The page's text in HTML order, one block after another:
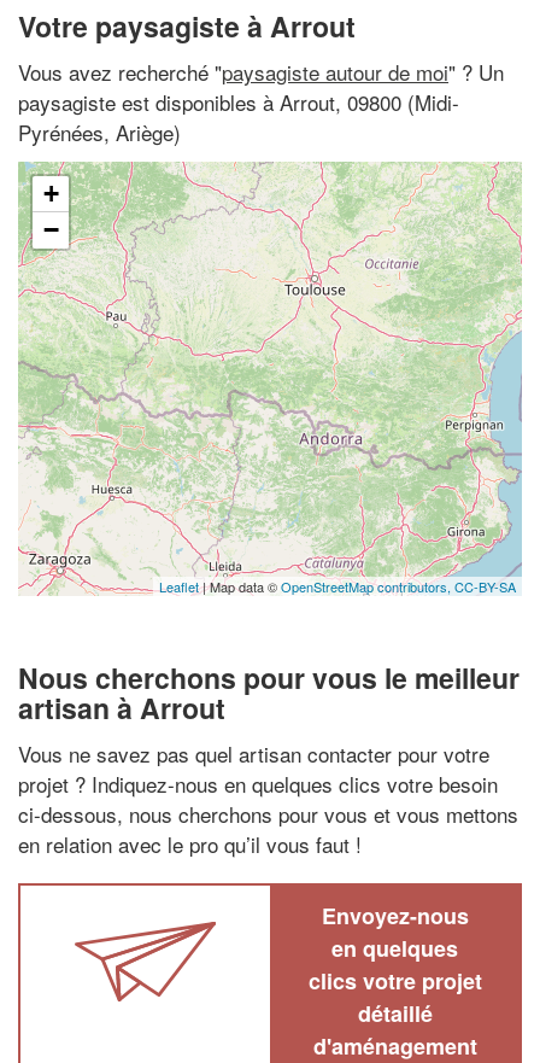
Votre paysagiste à Arrout
Vous avez recherché "paysagiste autour de moi" ? Un
paysagiste est disponibles à Arrout, 09800 (Midi-
Pyrénées, Ariège)
+
−
Leaflet| Map data ©OpenStreetMap contributors, CC-BY-SA
Nous cherchons pour vous le meilleur
artisan à Arrout
Vous ne savez pas quel artisan contacter pour votre
projet ? Indiquez-nous en quelques clics votre besoin
ci-dessous, nous cherchons pour vous et vous mettons
en relation avec le pro qu’il vous faut !
Envoyez-nous
en quelques
clics votre projet
détaillé
d'aménagement